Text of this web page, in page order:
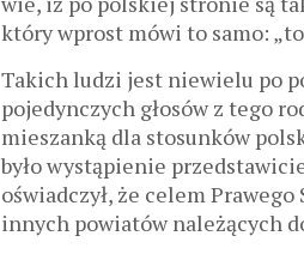
który wprost mówi to samo:
Takich ludzi jest niewielu po
pojedynczych głosów z tego
mieszanką dla stosunków
było wystąpienie
oświadczył, że celem
innych powiatów należących